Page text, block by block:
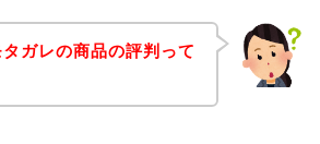
ガレの商品の評判って